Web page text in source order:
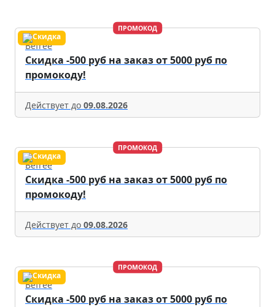
ПРОМОКОД
Befree
Скидка -500 руб на заказ от 5000 руб по
промокоду!
Действует до 09.08.2026
ПРОМОКОД
Befree
Скидка -500 руб на заказ от 5000 руб по
промокоду!
Действует до 09.08.2026
ПРОМОКОД
Befree
Скидка -500 руб на заказ от 5000 руб по